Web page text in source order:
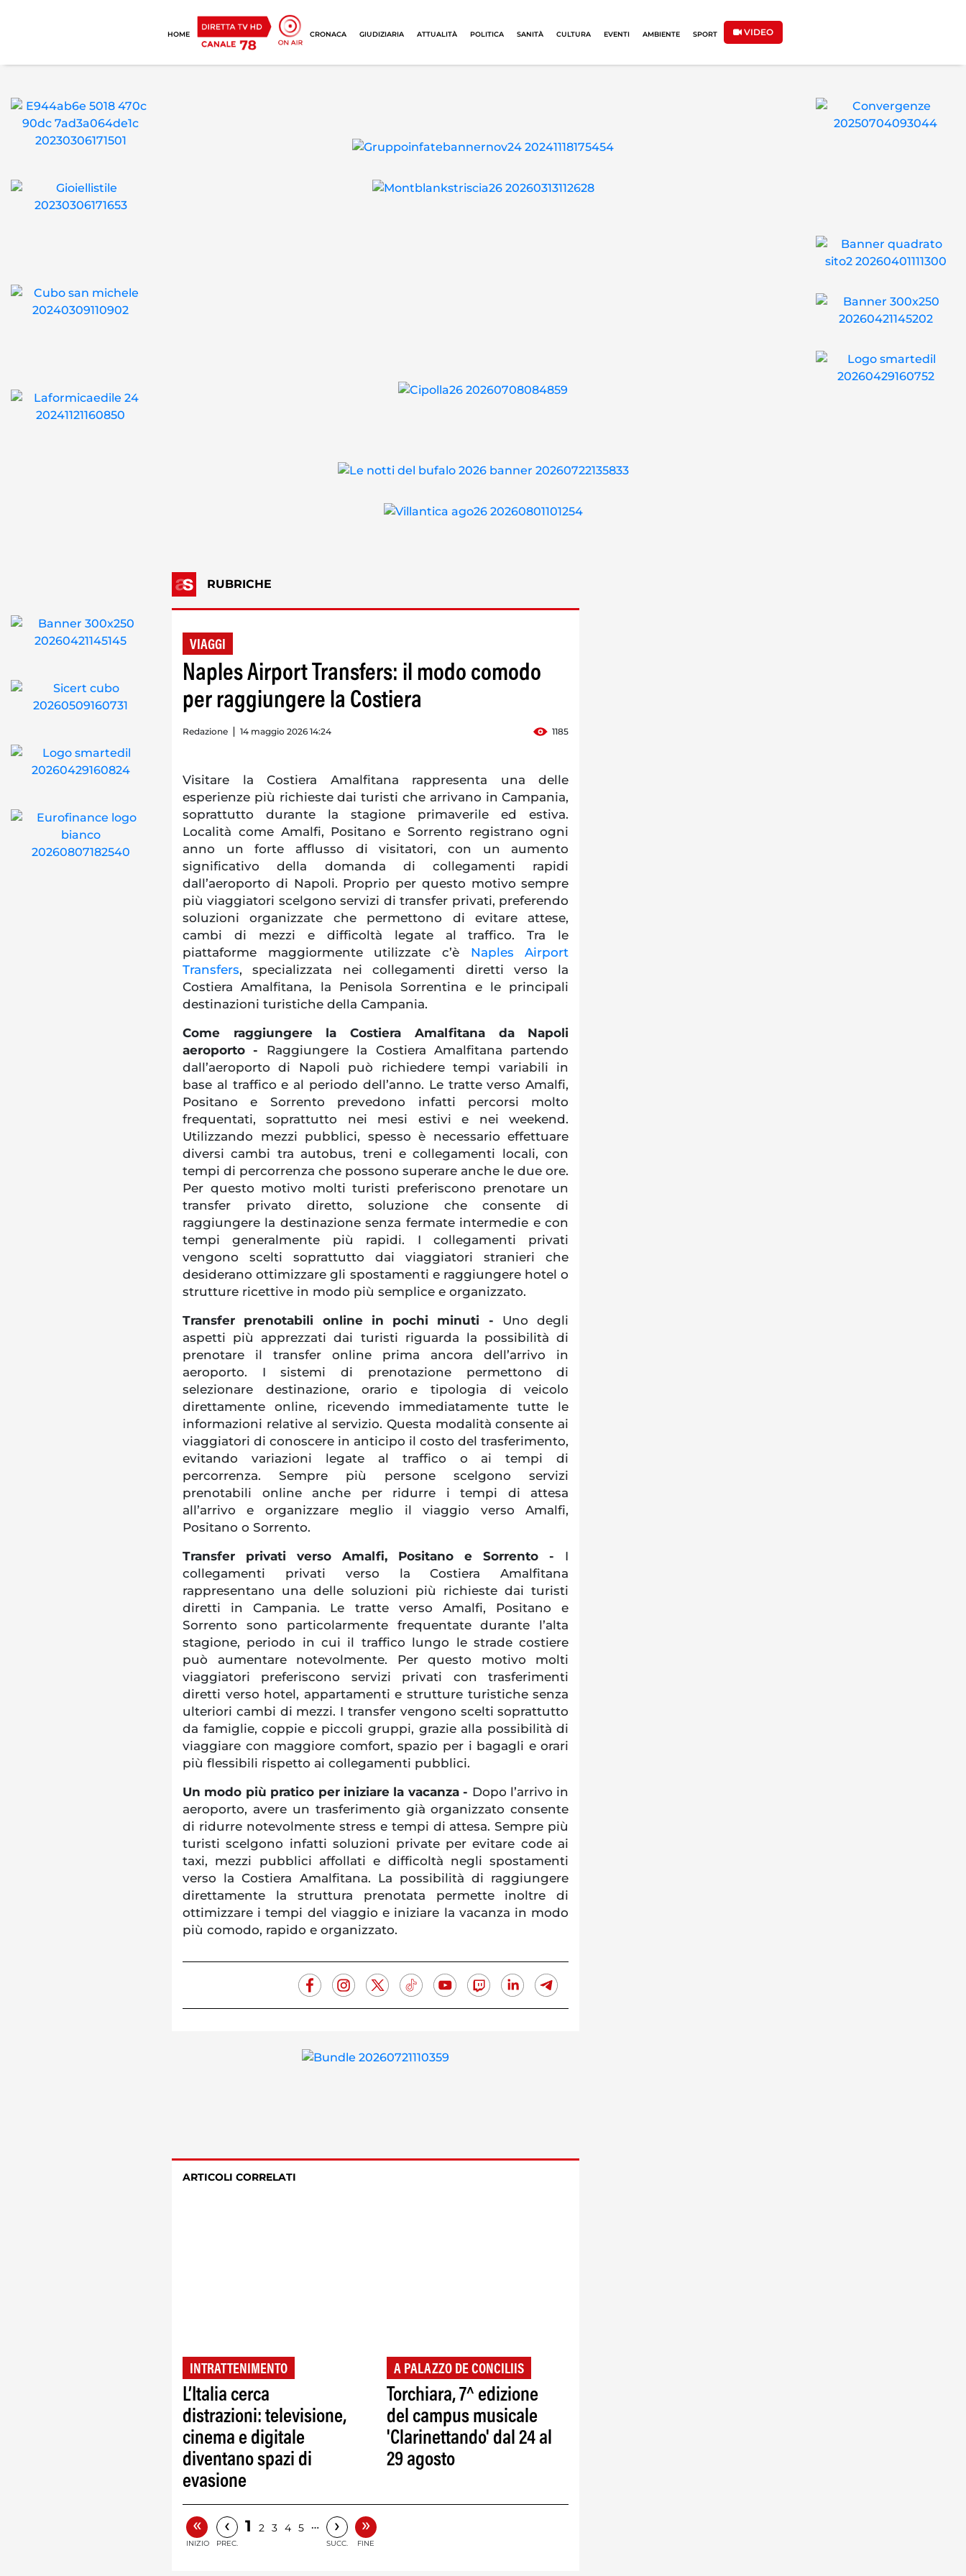
HOME CRONACA GIUDIZIARIA ATTUALITÀ POLITICA SANITÀ CULTURA EVENTI AMBIENTE SPORT VIDEO
RUBRICHE
VIAGGI
Naples Airport Transfers: il modo comodo
per raggiungere la Costiera
Redazione 14 maggio 2026 14:24 1185
Visitare la Costiera Amalfitana rappresenta una delle
esperienze più richieste dai turisti che arrivano in Campania,
soprattutto durante la stagione primaverile ed estiva.
Località come Amalfi, Positano e Sorrento registrano ogni
anno un forte afflusso di visitatori, con un aumento
significativo della domanda di collegamenti rapidi
dall’aeroporto di Napoli. Proprio per questo motivo sempre
più viaggiatori scelgono servizi di transfer privati, preferendo
soluzioni organizzate che permettono di evitare attese,
cambi di mezzi e difficoltà legate al traffico. Tra le
piattaforme maggiormente utilizzate c’è Naples Airport
Transfers, specializzata nei collegamenti diretti verso la
Costiera Amalfitana, la Penisola Sorrentina e le principali
destinazioni turistiche della Campania.
Come raggiungere la Costiera Amalfitana da Napoli
aeroporto - Raggiungere la Costiera Amalfitana partendo
dall’aeroporto di Napoli può richiedere tempi variabili in
base al traffico e al periodo dell’anno. Le tratte verso Amalfi,
Positano e Sorrento prevedono infatti percorsi molto
frequentati, soprattutto nei mesi estivi e nei weekend.
Utilizzando mezzi pubblici, spesso è necessario effettuare
diversi cambi tra autobus, treni e collegamenti locali, con
tempi di percorrenza che possono superare anche le due ore.
Per questo motivo molti turisti preferiscono prenotare un
transfer privato diretto, soluzione che consente di
raggiungere la destinazione senza fermate intermedie e con
tempi generalmente più rapidi. I collegamenti privati
vengono scelti soprattutto dai viaggiatori stranieri che
desiderano ottimizzare gli spostamenti e raggiungere hotel o
strutture ricettive in modo più semplice e organizzato.
Transfer prenotabili online in pochi minuti - Uno degli
aspetti più apprezzati dai turisti riguarda la possibilità di
prenotare il transfer online prima ancora dell’arrivo in
aeroporto. I sistemi di prenotazione permettono di
selezionare destinazione, orario e tipologia di veicolo
direttamente online, ricevendo immediatamente tutte le
informazioni relative al servizio. Questa modalità consente ai
viaggiatori di conoscere in anticipo il costo del trasferimento,
evitando variazioni legate al traffico o ai tempi di
percorrenza. Sempre più persone scelgono servizi
prenotabili online anche per ridurre i tempi di attesa
all’arrivo e organizzare meglio il viaggio verso Amalfi,
Positano o Sorrento.
Transfer privati verso Amalfi, Positano e Sorrento - I
collegamenti privati verso la Costiera Amalfitana
rappresentano una delle soluzioni più richieste dai turisti
diretti in Campania. Le tratte verso Amalfi, Positano e
Sorrento sono particolarmente frequentate durante l’alta
stagione, periodo in cui il traffico lungo le strade costiere
può aumentare notevolmente. Per questo motivo molti
viaggiatori preferiscono servizi privati con trasferimenti
diretti verso hotel, appartamenti e strutture turistiche senza
ulteriori cambi di mezzi. I transfer vengono scelti soprattutto
da famiglie, coppie e piccoli gruppi, grazie alla possibilità di
viaggiare con maggiore comfort, spazio per i bagagli e orari
più flessibili rispetto ai collegamenti pubblici.
Un modo più pratico per iniziare la vacanza - Dopo l’arrivo in
aeroporto, avere un trasferimento già organizzato consente
di ridurre notevolmente stress e tempi di attesa. Sempre più
turisti scelgono infatti soluzioni private per evitare code ai
taxi, mezzi pubblici affollati e difficoltà negli spostamenti
verso la Costiera Amalfitana. La possibilità di raggiungere
direttamente la struttura prenotata permette inoltre di
ottimizzare i tempi del viaggio e iniziare la vacanza in modo
più comodo, rapido e organizzato.
ARTICOLI CORRELATI
INTRATTENIMENTO
L’Italia cerca
distrazioni: televisione,
cinema e digitale
diventano spazi di
evasione
A PALAZZO DE CONCILIIS
Torchiara, 7^ edizione
del campus musicale
'Clarinettando' dal 24 al
29 agosto
«
INIZIO
‹
PREC.
1 2 3 4 5 … ›
SUCC.
»
FINE